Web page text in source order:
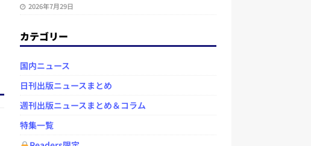
2026年7月29日
カテゴリー
国内ニュース
日刊出版ニュースまとめ
週刊出版ニュースまとめ＆コラム
特集一覧